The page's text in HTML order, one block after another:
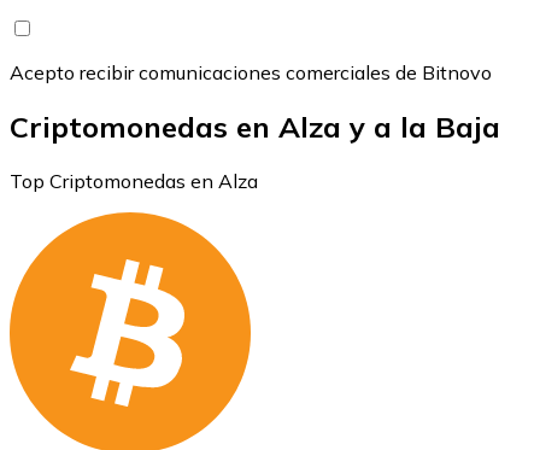
Acepto recibir comunicaciones comerciales de Bitnovo
Criptomonedas en Alza y a la Baja
Top Criptomonedas en Alza